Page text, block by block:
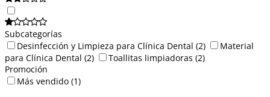
Subcategorías
Desinfección y Limpieza para Clínica Dental (2)
Material
para Clínica Dental (2) Toallitas limpiadoras (2)
Promoción
Más vendido (1)